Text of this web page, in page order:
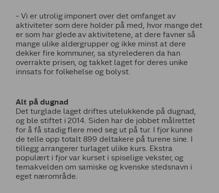
‒ Vi er utrolig imponert over det omfanget av
aktiviteter som dere holder på med, hvor mange det
er som har glede av aktivitetene, at dere favner så
mange ulike aldergrupper og ikke minst at dere
dekker fire kommuner, sa styrelederen da han
overrakte prisen, og takket laget for deres unike
innsats for folkehelse og bolyst.
Alt på dugnad
Det turglade laget driftes utelukkende på dugnad,
og ble stiftet i 2014. Siden har de jobbet målrettet
for å få stadig flere med seg ut på tur. I fjor kunne
de telle opp totalt 899 deltakere på turene sine. I
tillegg arrangerer turlaget ulike kurs. Ekstra
populært i fjor var kurset i spiselige vekster, og
temakvelden om samiske og kvenske stedsnavn i
eget nærområde.